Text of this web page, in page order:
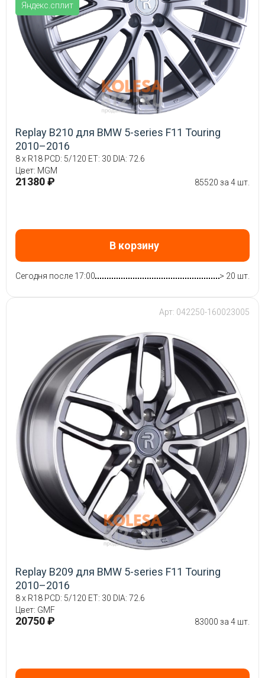
Яндекс.сплит
Replay B210 для BMW 5-series F11 Touring
2010–2016
8 x R18 PCD: 5/120 ET: 30 DIA: 72.6
Цвет: MGM
21380 ₽ 85520 за 4 шт.
В корзину
Сегодня после 17:00 > 20 шт.
Арт: 042250-160023005
Replay B209 для BMW 5-series F11 Touring
2010–2016
8 x R18 PCD: 5/120 ET: 30 DIA: 72.6
Цвет: GMF
20750 ₽ 83000 за 4 шт.